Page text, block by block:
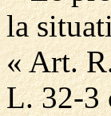
la
« Art.
L. 32-3